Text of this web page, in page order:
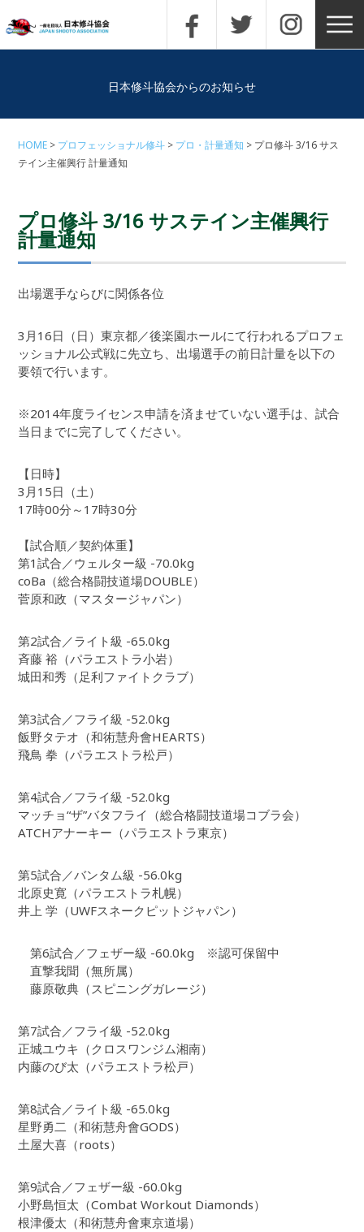
日本修斗協会からのお知らせ
HOME プロフェッショナル修斗 プロ・計量通知
プロ修斗 3/16 サス
テイン主催興行 計量通知
プロ修斗 3/16 サステイン主催興行
計量通知
出場選手ならびに関係各位
3月16日（日）東京都／後楽園ホールにて行われるプロフェ
ッショナル公式戦に先立ち、出場選手の前日計量を以下の
要領で行います。
※2014年度ライセンス申請を済ませていない選手は、試合
当日までに完了してください。
【日時】
3月15日（土）
17時00分～17時30分
【試合順／契約体重】
第1試合／ウェルター級 -70.0kg
coBa（総合格闘技道場DOUBLE）
菅原和政（マスタージャパン）
第2試合／ライト級 -65.0kg
斉藤 裕（パラエストラ小岩）
城田和秀（足利ファイトクラブ）
第3試合／フライ級 -52.0kg
飯野タテオ（和術慧舟會HEARTS）
飛鳥 拳（パラエストラ松戸）
第4試合／フライ級 -52.0kg
マッチョ“ザ”バタフライ（総合格闘技道場コブラ会）
ATCHアナーキー（パラエストラ東京）
第5試合／バンタム級 -56.0kg
北原史寛（パラエストラ札幌）
井上 学（UWFスネークピットジャパン）
第6試合／フェザー級 -60.0kg ※認可保留中
直撃我聞（無所属）
藤原敬典（スピニングガレージ）
第7試合／フライ級 -52.0kg
正城ユウキ（クロスワンジム湘南）
内藤のび太（パラエストラ松戸）
第8試合／ライト級 -65.0kg
星野勇二（和術慧舟會GODS）
土屋大喜（roots）
第9試合／フェザー級 -60.0kg
小野島恒太（Combat Workout Diamonds）
根津優太（和術慧舟會東京道場）